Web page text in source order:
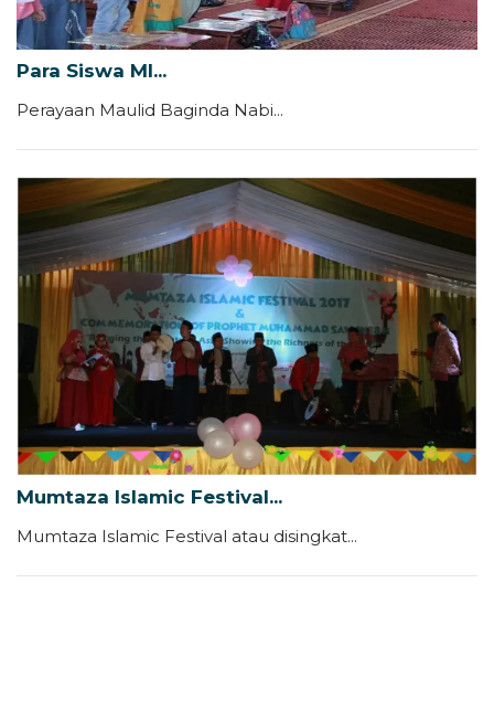
Para Siswa MI...
Perayaan Maulid Baginda Nabi...
Mumtaza Islamic Festival...
Mumtaza Islamic Festival atau disingkat...